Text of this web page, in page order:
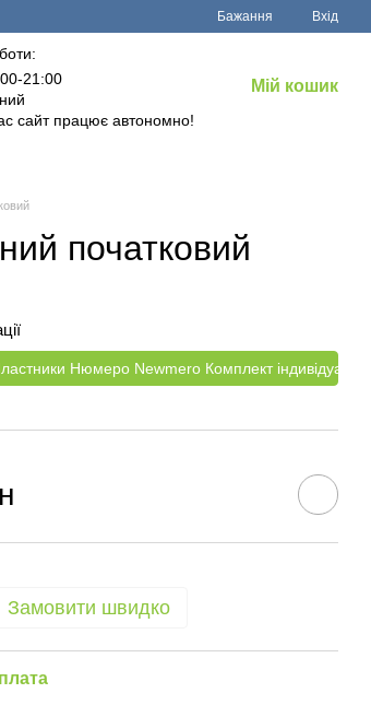
Бажання Вхід
21:00
сайт працює автономно!
Мій кошик
початковий
Нюмеро Newmero Комплект
Замовити швидко